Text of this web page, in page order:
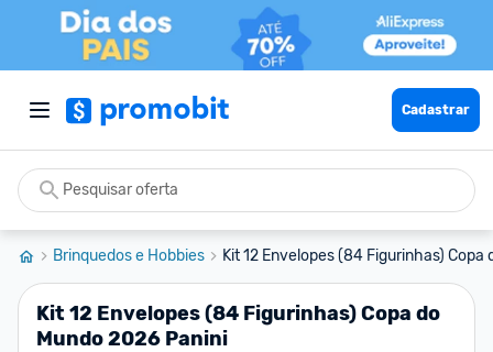
Cadastrar
Brinquedos e Hobbies Kit 12 Envelopes (84 Figurinhas) Copa
Kit 12 Envelopes (84 Figurinhas) Copa do
Mundo 2026 Panini